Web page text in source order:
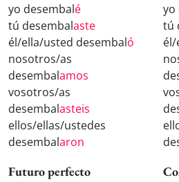
yo desembalé
tú desembalaste
él/ella/usted desembaló
nosotros/as
desembalamos
vosotros/as
desembalasteis
ellos/ellas/ustedes
desembalaron
yo
tú
él/
Futuro perfecto